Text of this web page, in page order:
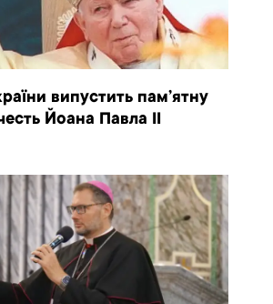
випустить пам’ятну
Йоана Павла II